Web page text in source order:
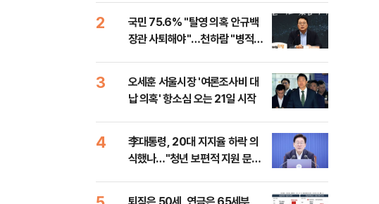
2
국민 75.6% "탈영 의혹 안규백
장관 사퇴해야"…천하람 "병적기
3
오세훈 서울시장 '여론조사비 대
납 의혹' 항소심 오는 21일 시작
4
李대통령, 20대 지지율 하락 의
식했나…"청년 보편적 지원 문턱